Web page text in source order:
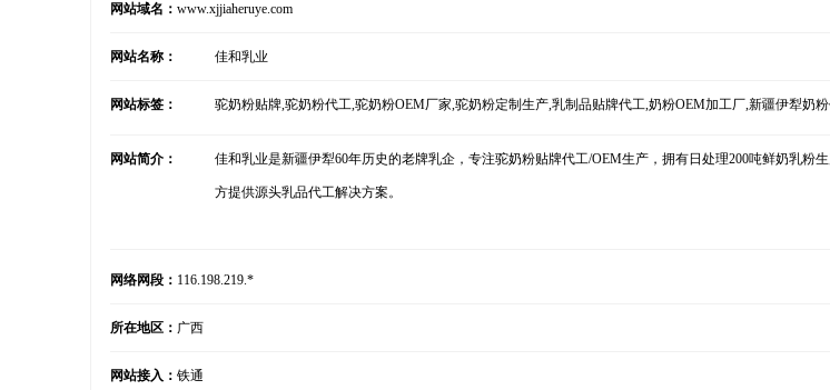
网站域名： www.xjjiaheruye.com
网站名称： 佳和乳业
网站标签： 驼奶粉贴牌,驼奶粉代工,驼奶粉OEM厂家,驼奶粉定制生产,乳制品贴牌代工,奶粉OEM加工厂,新疆伊犁奶
网站简介： 佳和乳业是新疆伊犁60年历史的老牌乳企，专注驼奶粉贴牌代工/OEM生产，拥有日处理200吨鲜奶乳粉
方提供源头乳品代工解决方案。
网络网段： 116.198.219.*
所在地区： 广西
网站接入： 铁通